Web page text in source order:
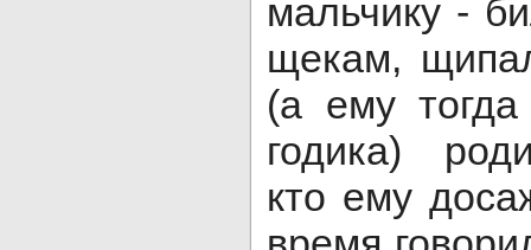
мальчику -
щекам,
(а ему
годика)
кто ему